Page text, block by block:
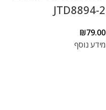
JTD8894-2
₪79.00
מידע נוסף